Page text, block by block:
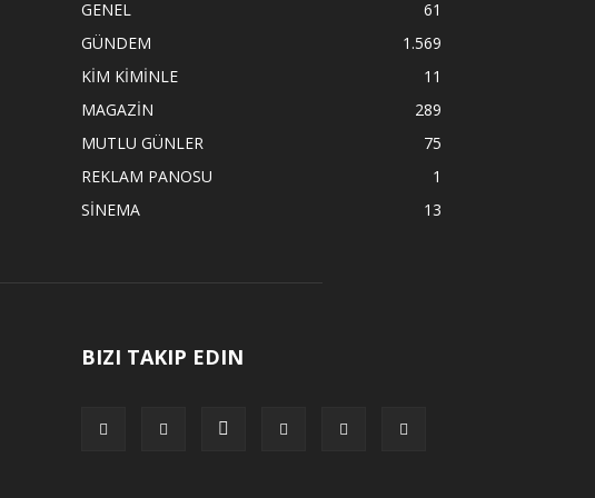
GENEL
61
GÜNDEM
1.569
KİM KİMİNLE
11
MAGAZİN
289
MUTLU GÜNLER
75
REKLAM PANOSU
1
SİNEMA
13
BIZI TAKIP EDIN